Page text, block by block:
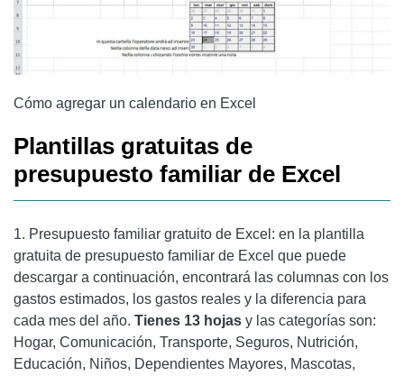
Cómo agregar un calendario en Excel
Plantillas gratuitas de
presupuesto familiar de Excel
1. Presupuesto familiar gratuito de Excel: en la plantilla
gratuita de presupuesto familiar de Excel que puede
descargar a continuación, encontrará las columnas con los
gastos estimados, los gastos reales y la diferencia para
cada mes del año. Tienes 13 hojas y las categorías son:
Hogar, Comunicación, Transporte, Seguros, Nutrición,
Educación, Niños, Dependientes Mayores, Mascotas,